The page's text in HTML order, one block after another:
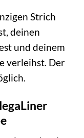
Strich
deinen
und deinem
verleihst. Der